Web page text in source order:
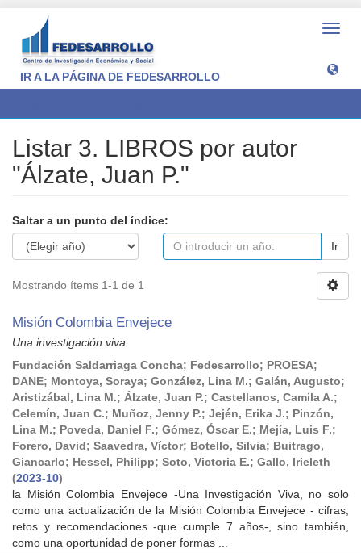
IR A LA PÁGINA DE FEDESARROLLO
Listar 3. LIBROS por autor
"Álzate, Juan P."
Saltar a un punto del índice:
Ir
Mostrando ítems 1-1 de 1
Misión Colombia Envejece
Una investigación viva
Fundación Saldarriaga Concha; Fedesarrollo; PROESA;
DANE; Montoya, Soraya; González, Lina M.; Galán, Augusto;
Aristizábal, Lina M.; Álzate, Juan P.; Castellanos, Camila A.;
Celemín, Juan C.; Muñoz, Jenny P.; Jején, Erika J.; Pinzón,
Lina M.; Poveda, Daniel F.; Gómez, Óscar E.; Mejía, Luis F.;
Forero, David ; Saavedra, Víctor; Botello, Silvia; Buitrago,
Giancarlo; Hessel, Philipp; Soto, Victoria E.; Gallo, Irieleth
(2023-10)
la Misión Colombia Envejece -Una Investigación Viva, no solo
como una actualización de la Misión Colombia Envejece - cifras,
retos y recomendaciones -que cumple 7 años-, sino también,
como una oportunidad de poner formas ...